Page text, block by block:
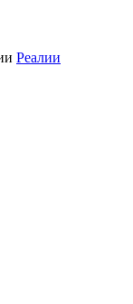
Реалии